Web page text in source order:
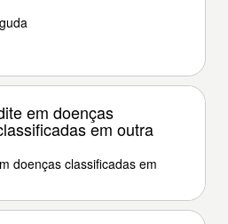
em doenças
em outra
doenças classificadas em